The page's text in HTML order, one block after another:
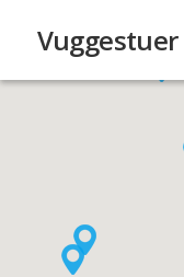
Vuggestuer